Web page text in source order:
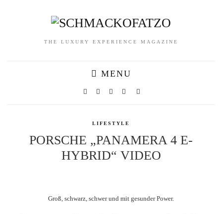
THE LUXURY EXPERIENCE MAGAZINE
MENU
LIFESTYLE
PORSCHE „PANAMERA 4 E-
HYBRID“ VIDEO
Groß, schwarz, schwer und mit gesunder Power.